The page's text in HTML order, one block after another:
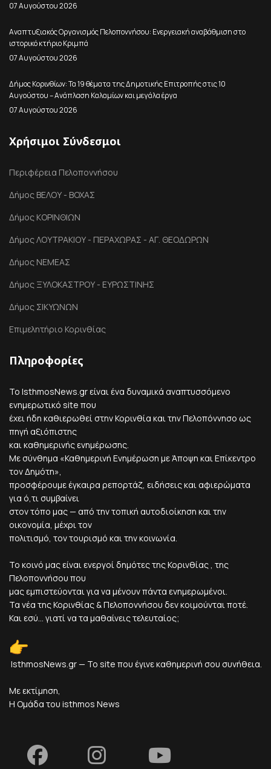
07 Αυγούστου 2026
Αναπτυξιακός Οργανισμός Πελοποννήσου: Ενεργειακή αναβάθμιση στο
ιστορικό κτήριο Κριμπά
07 Αυγούστου 2026
Δήμος Κορινθίων: Τα 19 θέματα της Δημοτικής Επιτροπής στις 10
Αυγούστου – Ανάπλαση Καλαμίων και μεγάλα έργα
07 Αυγούστου 2026
Χρήσιμοι Σύνδεσμοι
Περιφέρεια Πελοποννήσου
Δήμος ΒΕΛΟΥ - ΒΟΧΑΣ
Δήμος ΚΟΡΙΝΘΙΩΝ
Δήμος ΛΟΥΤΡΑΚΙΟΥ - ΠΕΡΑΧΩΡΑΣ - ΑΓ. ΘΕΟΔΩΡΩΝ
Δήμος ΝΕΜΕΑΣ
Δήμος ΞΥΛΟΚΑΣΤΡΟΥ - ΕΥΡΩΣΤΙΝΗΣ
Δήμος ΣΙΚΥΩΝΩΝ
Επιμελητήριο Κορινθίας
Πληροφορίες
Το IsthmosNews.gr είναι ένα δυναμικά αναπτυσσόμενο
ενημερωτικό site που
έχει ήδη καθιερωθεί στην Κορινθία και την Πελοπόννησο ως
πηγή αξιόπιστης
και καθημερινής ενημέρωσης.
Με σύνθημα «Καθημερινή Ενημέρωση με Άποψη και Επίκεντρο
τον Δημότη»,
προσφέρουμε έγκαιρα ρεπορτάζ, ειδήσεις και αφιερώματα
για ό,τι συμβαίνει
στον τόπο μας — από την τοπική αυτοδιοίκηση και την
οικονομία, μέχρι τον
πολιτισμό, τον τουρισμό και την κοινωνία.
Το κοινό μας είναι ενεργοί δημότες της Κορινθίας , της
Πελοποννήσου που
μας εμπιστεύονται για να μένουν πάντα ενημερωμένοι.
Τα νέα της Κορινθίας & Πελοποννήσου δεν κοιμούνται ποτέ.
Και εσύ... γιατί να τα μαθαίνεις τελευταίος;
IsthmosNews.gr — Το site που έγινε καθημερινή σου συνήθεια.
Με εκτίμηση,
Η Ομάδα του isthmos News